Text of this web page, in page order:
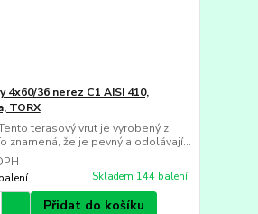
36 nerez C1 AISI 410,
TORX
terasový vrut je vyrobený z
znamená, že je pevný a odolávají...
Skladem 144 balení
Přidat do košíku